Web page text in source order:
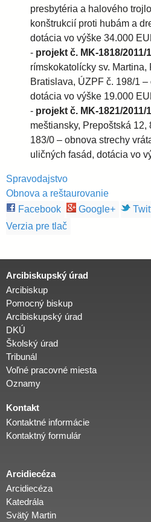
a
presbytéria a halového
konštrukcií proti hubám a
dotácia vo výške 34.000
- projekt č. MK-1818/2011/
rímskokatolícky sv. Martina,
Bratislava, ÚZPF č. 198/1
dotácia vo výške 19.000
- projekt č. MK-1821/2011/
meštiansky, Prepoštská
183/0 – obnova strechy
uličných fasád, dotácia vo
Spravodajstvo
Obnova a reštaurovanie
Facebook
Google+
Verzia pre tlač
Arcibiskupský úrad
Arcibiskup
Pomocný biskup
Arcibiskupský úrad
DKÚ
Školský úrad
Tribunál
Voľné pracovné miesta
Oznamy
Kontakt
Kontaktné informácie
Kontaktný formulár
Arcidiecéza
Arcidiecéza
Katedrála
Svätý Martin